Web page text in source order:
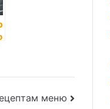
меню